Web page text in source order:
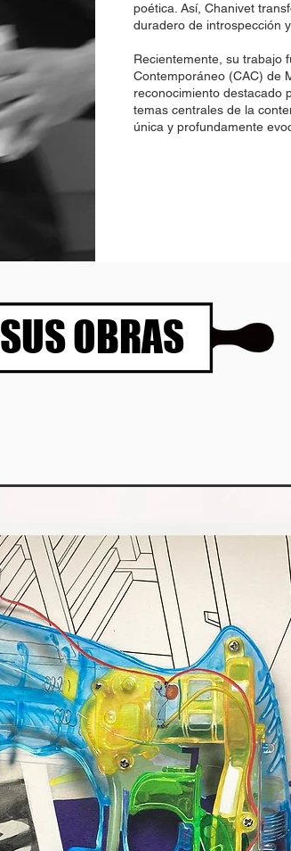
poética. Así, Chanivet
duradero de introspección y
Recientemente, su trabajo
Contemporáneo (CAC) de
reconocimiento destacado
temas centrales de la
única y profundamente
SUS OBRAS